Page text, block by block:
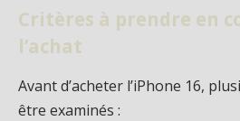
Critères à prendre en
l’achat
Avant d’acheter l’iPhone 16,
être examinés :